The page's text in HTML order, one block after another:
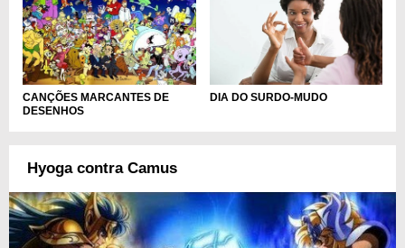
CANÇÕES MARCANTES DE
DESENHOS
DIA DO SURDO-MUDO
Hyoga contra Camus